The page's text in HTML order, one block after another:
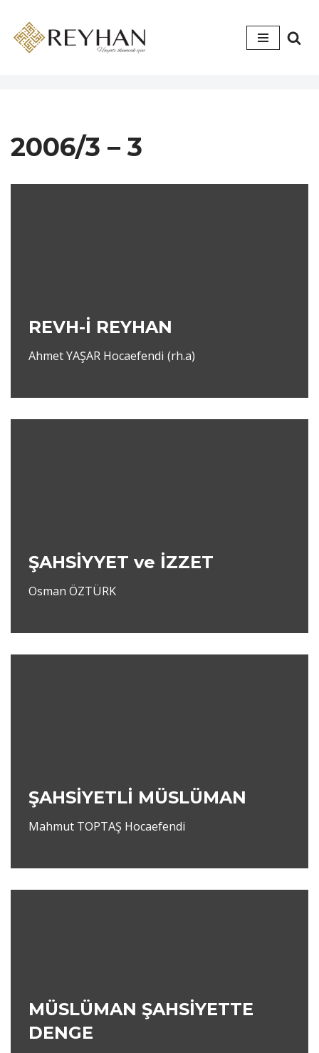
İçeriğe
2006/3 – 3
REVH-İ REYHAN
Ahmet YAŞAR Hocaefendi (rh.a)
ŞAHSİYYET ve İZZET
Osman ÖZTÜRK
ŞAHSİYETLİ MÜSLÜMAN
Mahmut TOPTAŞ Hocaefendi
MÜSLÜMAN ŞAHSİYETTE
DENGE